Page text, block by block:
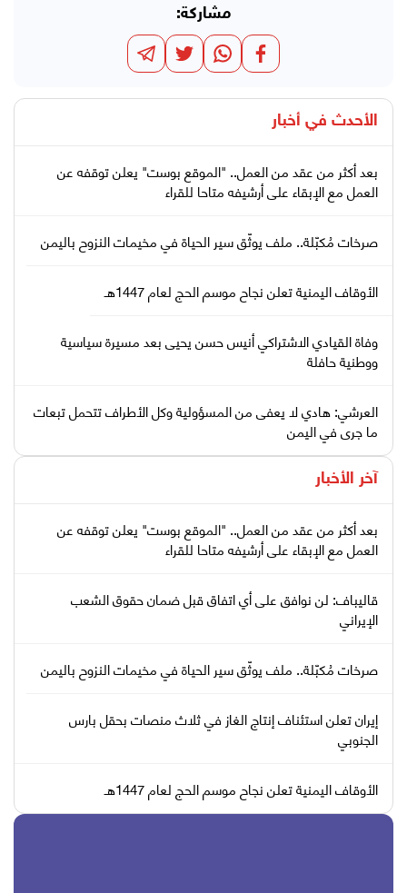
مشاركة:
الأحدث في أخبار
بعد أكثر من عقد من العمل.. "الموقع بوست" يعلن توقفه عن
العمل مع الإبقاء على أرشيفه متاحا للقراء
صرخات مُكبّلة.. ملف يوثّق سير الحياة في مخيمات النزوح باليمن
الأوقاف اليمنية تعلن نجاح موسم الحج لعام 1447هـ
وفاة القيادي الاشتراكي أنيس حسن يحيى بعد مسيرة سياسية
ووطنية حافلة
العرشي: هادي لا يعفى من المسؤولية وكل الأطراف تتحمل تبعات
ما جرى في اليمن
آخر الأخبار
بعد أكثر من عقد من العمل.. "الموقع بوست" يعلن توقفه عن
العمل مع الإبقاء على أرشيفه متاحا للقراء
قاليباف: لن نوافق على أي اتفاق قبل ضمان حقوق الشعب
الإيراني
صرخات مُكبّلة.. ملف يوثّق سير الحياة في مخيمات النزوح باليمن
إيران تعلن استئناف إنتاج الغاز في ثلاث منصات بحقل بارس
الجنوبي
الأوقاف اليمنية تعلن نجاح موسم الحج لعام 1447هـ